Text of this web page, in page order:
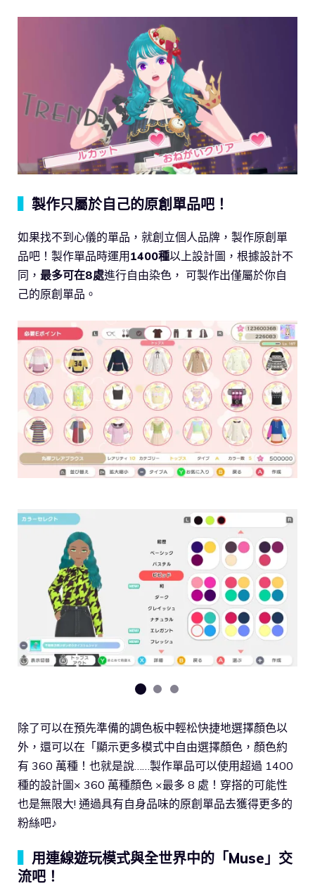
製作只屬於自己的原創單品吧！
如果找不到心儀的單品，就創立個人品牌，製作原創單
品吧！製作單品時運用 1400種以上設計圖，根據設計不
同， 最多可在8處進行自由染色， 可製作出僅屬於你自
己的原創單品。
除了可以在預先準備的調色板中輕松快捷地選擇顏色以
外，還可以在「顯示更多模式中自由選擇顏色，顏色約
有 360 萬種！也就是說……製作單品可以使用超過 1400
種的設計圖× 360 萬種顏色 ×最多 8 處！穿搭的可能性
也是無限大! 通過具有自身品味的原創單品去獲得更多的
粉絲吧♪
用連線遊玩模式與全世界中的「Muse」交
流吧！